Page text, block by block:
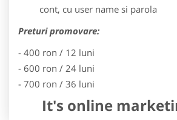
cont, cu user name si parola
Preturi promovare:
- 400 ron / 12 luni
- 600 ron / 24 luni
- 700 ron / 36 luni
It's online